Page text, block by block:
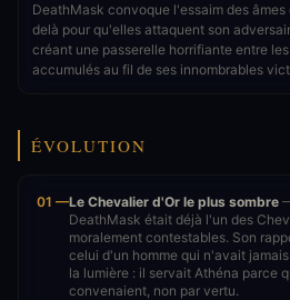
DeathMask convoque l'essaim des
delà pour qu'elles attaquent son
créant une passerelle horrifiante entre
accumulés au fil de ses innombrables
ÉVOLUTION
01 —Le Chevalier d'Or le plus sombre
DeathMask était déjà l'un des
moralement contestables. Son
celui d'un homme qui n'avait
la lumière : il servait Athéna parce
convenaient, non par vertu.